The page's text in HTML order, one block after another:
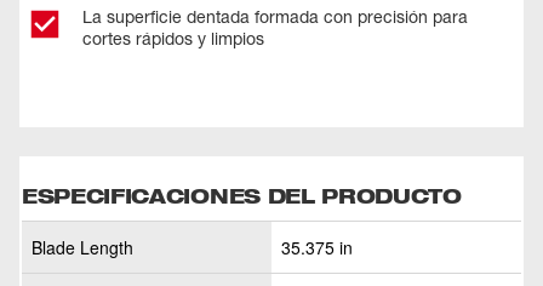
La superficie dentada formada con precisión para
cortes rápidos y limpios
ESPECIFICACIONES DEL PRODUCTO
Blade Length 35.375 in